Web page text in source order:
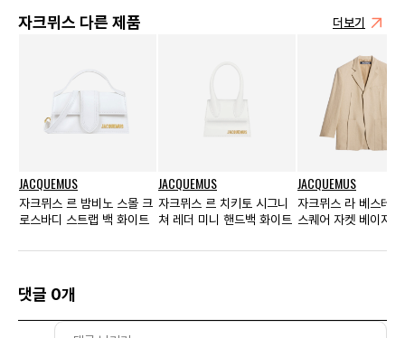
자크뮈스 다른 제품 더보기
JACQUEMUS
자크뮈스 르 밤비노 스몰 크
로스바디 스트랩 백 화이트
JACQUEMUS
자크뮈스 르 치키토 시그니
쳐 레더 미니 핸드백 화이트
JACQUEMUS
자크뮈스 라 베스테
스퀘어 자켓 베이지
댓글 0개